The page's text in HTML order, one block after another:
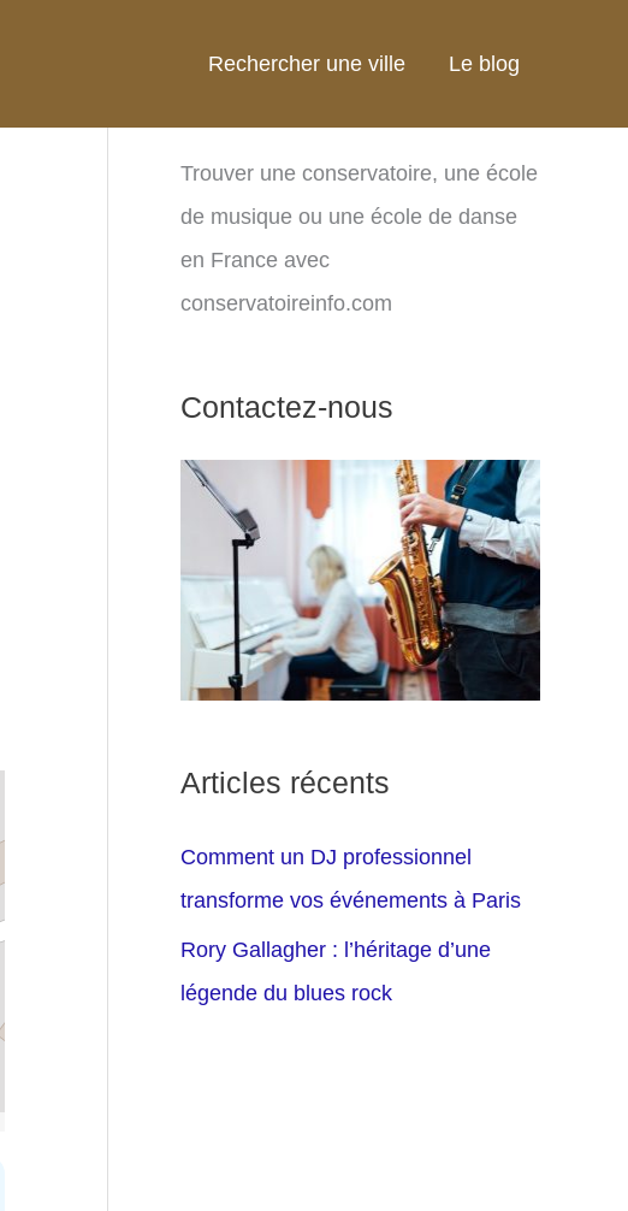
Rechercher une ville Le blog
Trouver une conservatoire, une école
de musique ou une école de danse
en France avec
conservatoireinfo.com
Contactez-nous
Articles récents
Comment un DJ professionnel
transforme vos événements à Paris
Rory Gallagher : l’héritage d’une
légende du blues rock